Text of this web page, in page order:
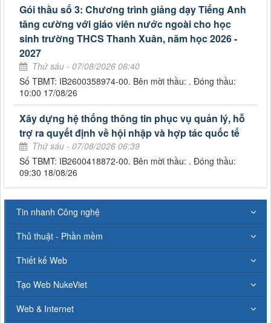
Gói thầu số 3: Chương trình giảng dạy Tiếng Anh
tăng cường với giáo viên nước ngoài cho học
sinh trường THCS Thanh Xuân, năm học 2026 -
2027
Thứ sáu - 07/08/2026 06:40
Số TBMT: IB2600358974-00. Bên mời thầu: . Đóng thầu:
10:00 17/08/26
Xây dựng hệ thống thông tin phục vụ quản lý, hỗ
trợ ra quyết định về hội nhập và hợp tác quốc tế
Thứ sáu - 07/08/2026 06:39
Số TBMT: IB2600418872-00. Bên mời thầu: . Đóng thầu:
09:30 18/08/26
Tin nhanh Công nghệ
Thủ thuật - Phần mềm
Thiết kế Web
Tạo Web NukeViet
Web & Internet